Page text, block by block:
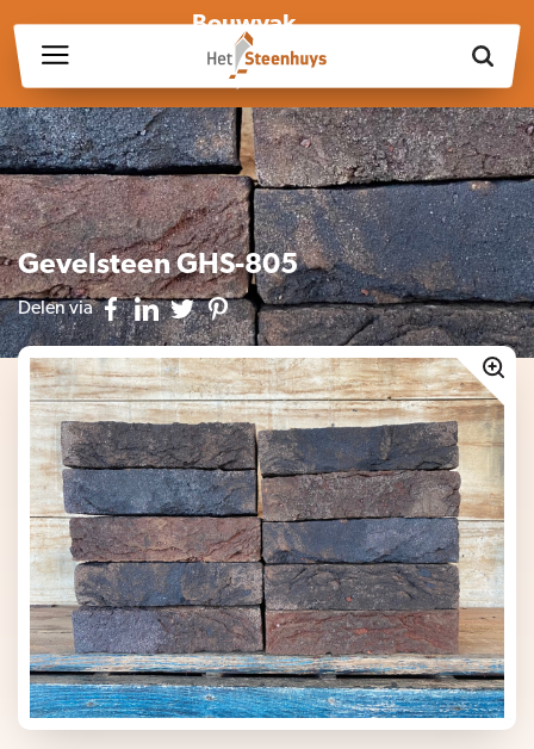
Bouwvak
Wij zijn wegens de bouwvak gesloten op vrijdag 17 juli en in
week 30, 31 en 32.
Gevelsteen GHS-805
Delen via